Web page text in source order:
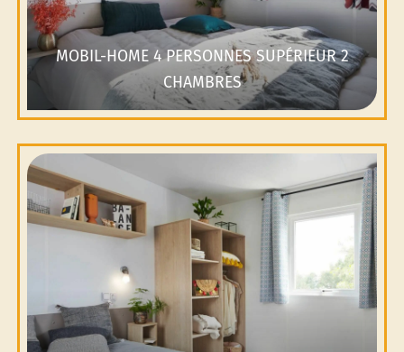
MOBIL-HOME 4 PERSONNES SUPÉRIEUR 2
CHAMBRES